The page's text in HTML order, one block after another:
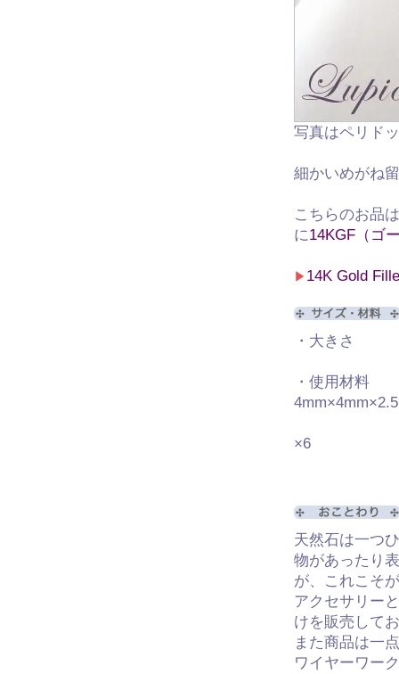
写真はペリド
細かいめがね
こちらのお品
に14KGF（ゴ
▶ 14K Gold
・大きさ
・使用材料
×6
天然石は一つ
物があったり
が、これこそ
アクセサリー
けを販売して
また商品は一
ワイヤーワー